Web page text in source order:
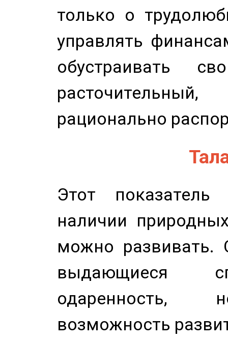
только о
управлять
обустраивать
рационально
Этот показатель
наличии
можно развивать.
выдающиеся
одаренность,
возможность